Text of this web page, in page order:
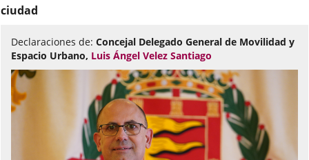
ciudad
Declaraciones de: Concejal Delegado General de Movilidad y
Espacio Urbano, Luis Ángel Velez Santiago